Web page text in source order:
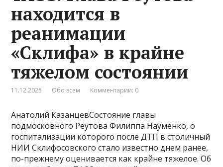
находится в
реанимации
«Склифа» в крайне
тяжелом состоянии
11.12.2025 Обо всем Комментарии: 0
Анатолий КазанцевСостояние главы
подмосковного Реутова Филиппа Науменко, о
госпитализации которого после ДТП в столичный
НИИ Склифосовского стало известно днем ранее,
по-прежнему оценивается как крайне тяжелое. Об